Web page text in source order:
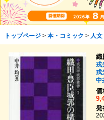
トップページ> 本・コミック > 人文
戎
戎
中
価
発